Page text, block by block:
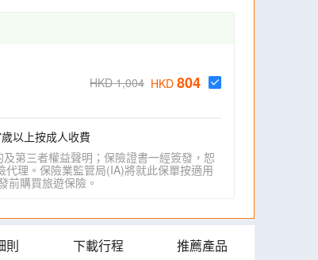
HKD 1,004 HKD 804
以上按成人收費
第三者權益聲明；保險證書一經簽發，恕
理。保險業監管局(IA)將就此保單按適用
前購買旅遊保險。
則 下載行程 推薦產品